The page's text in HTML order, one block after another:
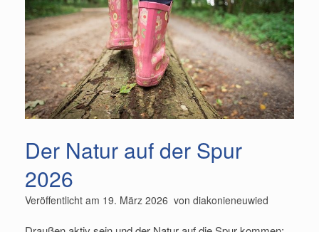
Der Natur auf der Spur
2026
Veröffentlicht am 19. März 2026 von diakonieneuwied